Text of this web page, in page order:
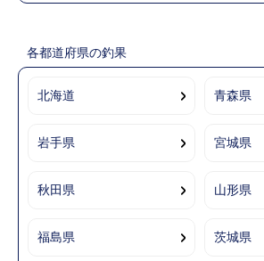
各都道府県の釣果
北海道 青森県
岩手県 宮城県
秋田県 山形県
福島県 茨城県